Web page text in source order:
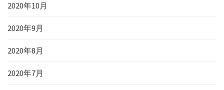
2020年10月
2020年9月
2020年8月
2020年7月